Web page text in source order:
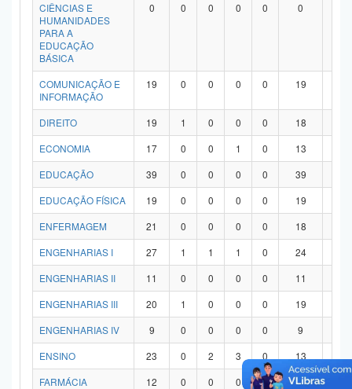
CIÊNCIAS E
HUMANIDADES
PARA A
EDUCAÇÃO
BÁSICA
0 0 0 0 0 0
COMUNICAÇÃO E
INFORMAÇÃO
19 0 0 0 0 19
DIREITO 19 1 0 0 0 18
ECONOMIA
17 0 0 1 0 13
EDUCAÇÃO
39 0 0 0 0 39
EDUCAÇÃO FÍSICA
19 0 0 0 0 19
ENFERMAGEM
21 0 0 0 0 18
ENGENHARIAS I
27 1 1 1 0 24
ENGENHARIAS II
11 0 0 0 0 11
ENGENHARIAS III
20 1 0 0 0 19
ENGENHARIAS IV
9 0 0 0 0 9
ENSINO
23 0 2 3 0 13
FARMÁCIA
12 0 0 0 0 12